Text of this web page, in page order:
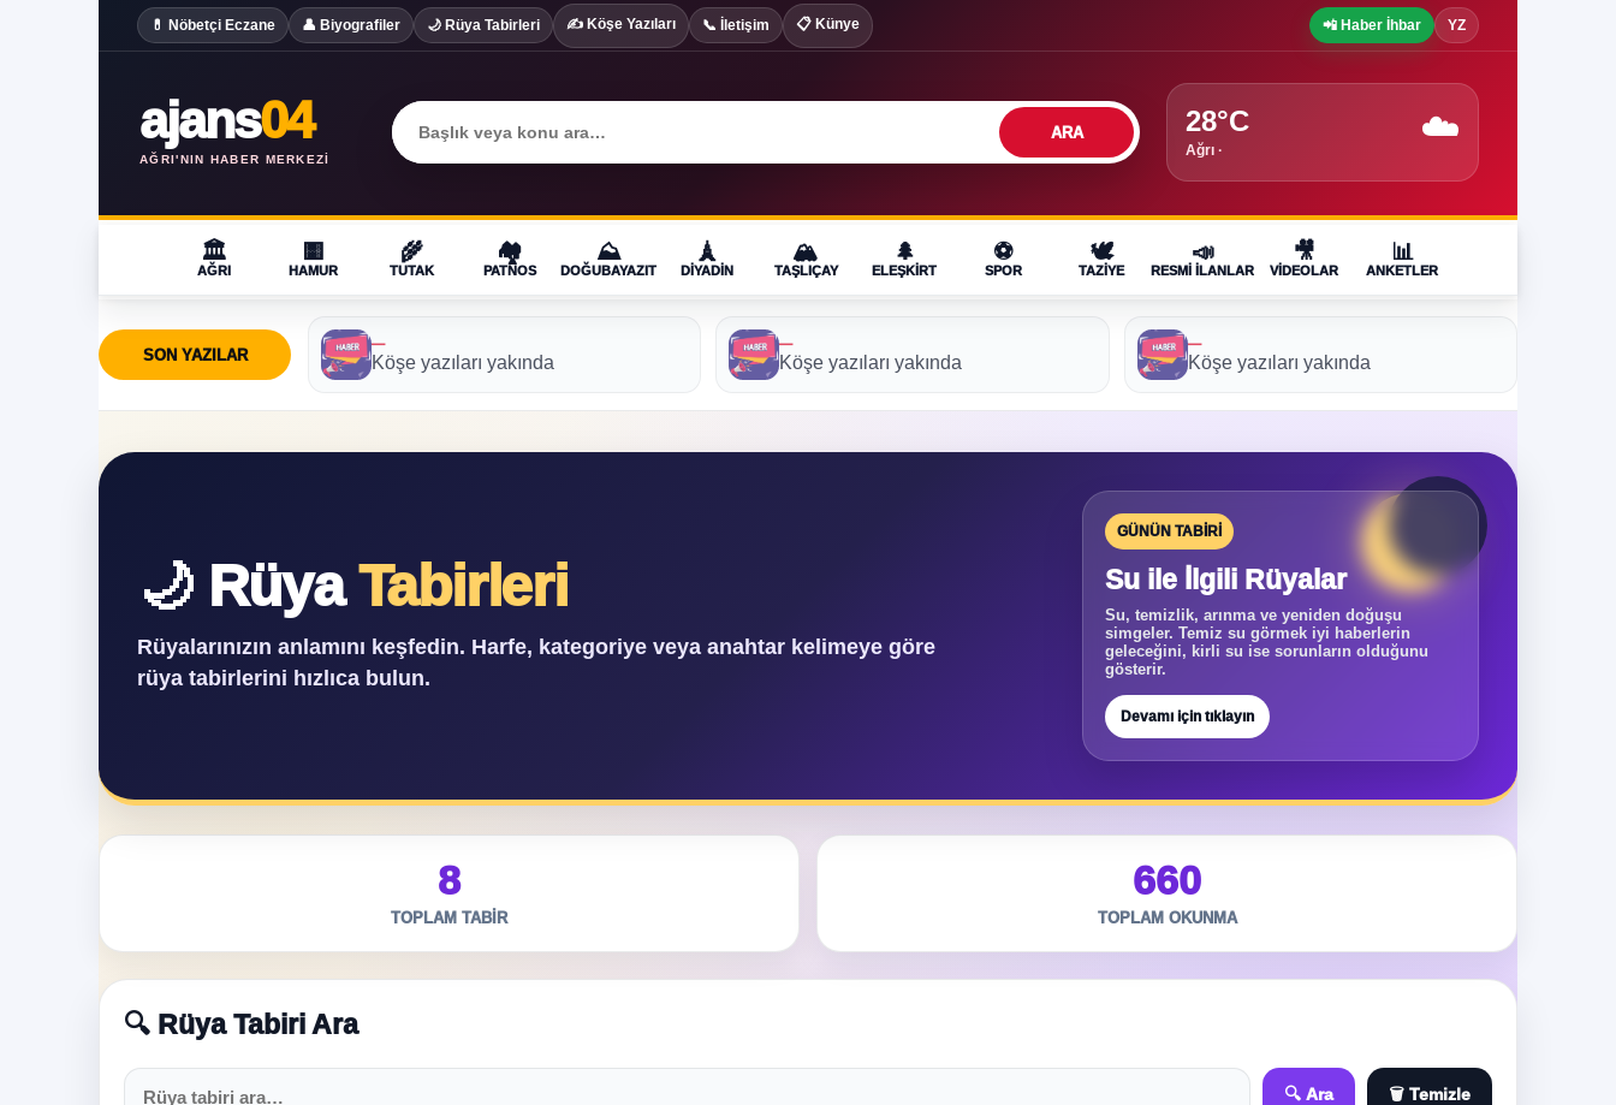
💊 Nöbetçi Eczane 👤 Biyografiler 🌙 Rüya Tabirleri ✍️ Köşe Yazıları 📞 İletişim 📋 Künye 📲 Haber İhbar YZ
ajans04
AĞRI'NIN HABER MERKEZI
ARA 28°C
Ağrı ·
☁️
🏛️
AĞRI
🟨
HAMUR
🌾
TUTAK
🏘️
PATNOS
⛰️
DOĞUBAYAZIT
🗼
DIYADIN
🏔️
TAŞLIÇAY
🌲
ELEŞKIRT
⚽
SPOR
🕊️
TAZIYE
📣
RESMI İLANLAR
🎥
VIDEOLAR
📊
ANKETLER
SON YAZILAR
—
Köşe yazıları yakında
—
Köşe yazıları yakında
—
Köşe yazıları yakında
🌙 RüyaTabirleri
Rüyalarınızın anlamını keşfedin. Harfe, kategoriye veya anahtar kelimeye göre
rüya tabirlerini hızlıca bulun.
GÜNÜN TABIRI
Su ile İlgili Rüyalar
Su, temizlik, arınma ve yeniden doğuşu
simgeler. Temiz su görmek iyi haberlerin
geleceğini, kirli su ise sorunların olduğunu
gösterir.
Devamı için tıklayın
8
TOPLAM TABIR
660
TOPLAM OKUNMA
🔍 Rüya Tabiri Ara
🔍 Ara 🗑️ Temizle